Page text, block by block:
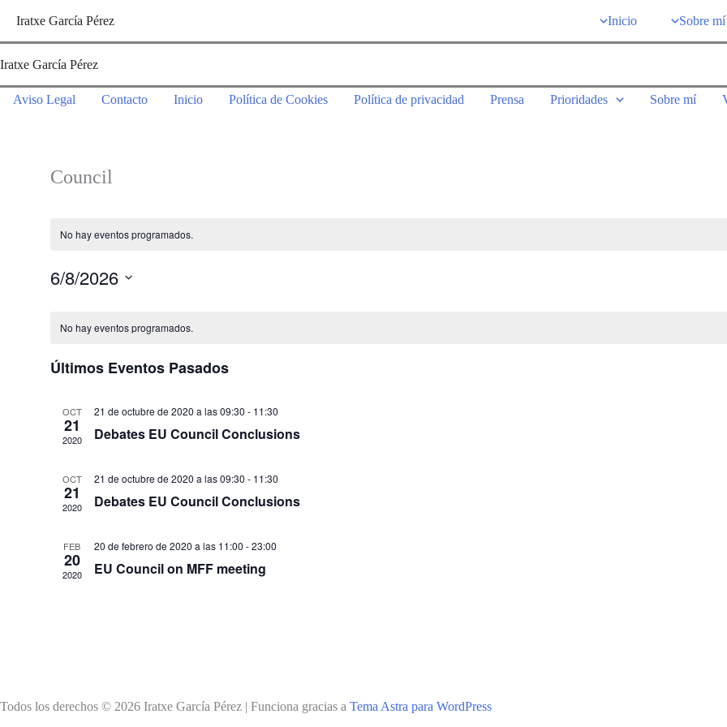
contenido
Iratxe García Pérez Inicio Sobre mí
Iratxe García Pérez
Aviso Legal Contacto Inicio Política de Cookies Política de privacidad Prensa Prioridades Sobre mí
Council
No hay eventos programados.
6/8/2026
Eventos
No hay eventos programados.
Últimos Eventos Pasados
OCT
21
2020
21 de octubre de 2020 a las 09:30 - 11:30
Debates EU Council Conclusions
OCT
21
2020
21 de octubre de 2020 a las 09:30 - 11:30
Debates EU Council Conclusions
FEB
20
2020
20 de febrero de 2020 a las 11:00 -23:00
EU Council on MFF meeting
Todos los derechos © 2026 Iratxe García Pérez | Funciona gracias a Tema Astra para WordPress